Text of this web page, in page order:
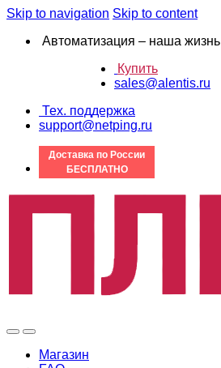
Skip to navigation Skip to content
Автоматизация – наша жизнь
Купить
sales@alentis.ru
Тех. поддержка
support@netping.ru
Доставка по России
БЕСПЛАТНО
Магазин